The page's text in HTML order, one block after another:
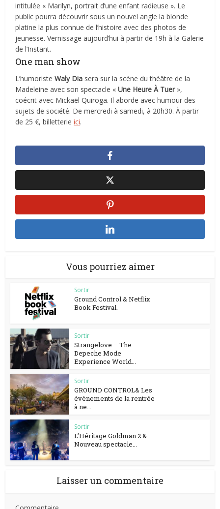
intitulée « Marilyn, portrait d’une enfant radieuse ». Le
public pourra découvrir sous un nouvel angle la blonde
platine la plus connue de l’histoire avec des photos de
jeunesse. Vernissage aujourd’hui à partir de 19h à la Galerie
de l’Instant.
One man show
L’humoristeWaly Dia sera sur la scène du théâtre de la
Madeleine avec son spectacle «Une Heure À Tuer »,
coécrit avec Mickaël Quiroga. Il aborde avec humour des
sujets de société. De mercredi à samedi, à 20h30. À partir
de 25 €, billetterieici.
Vous pourriez aimer
Sortir
Ground Control & Netflix
Book Festival.
Sortir
Strangelove – The
Depeche Mode
Experience World...
Sortir
GROUND CONTROL& Les
évènements de la rentrée
à ne...
Sortir
L’Héritage Goldman 2 &
Nouveau spectacle...
Laisser un commentaire